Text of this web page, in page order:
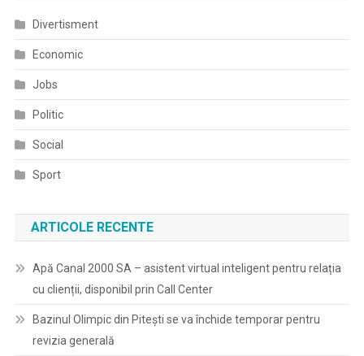
Divertisment
Economic
Jobs
Politic
Social
Sport
ARTICOLE RECENTE
Apă Canal 2000 SA – asistent virtual inteligent pentru relația
cu clienții, disponibil prin Call Center
Bazinul Olimpic din Pitești se va închide temporar pentru
revizia generală